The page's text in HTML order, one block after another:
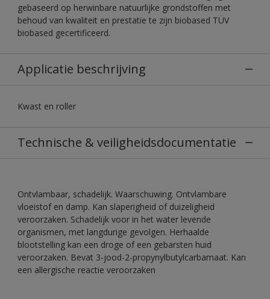
gebaseerd op herwinbare natuurlijke grondstoffen met
behoud van kwaliteit en prestatie te zijn biobased TÜV
biobased gecertificeerd.
Applicatie beschrijving
Kwast en roller
Technische & veiligheidsdocumentatie
Ontvlambaar, schadelijk. Waarschuwing. Ontvlambare
vloeistof en damp. Kan slaperigheid of duizeligheid
veroorzaken. Schadelijk voor in het water levende
organismen, met langdurige gevolgen. Herhaalde
blootstelling kan een droge of een gebarsten huid
veroorzaken. Bevat 3-jood-2-propynylbutylcarbamaat. Kan
een allergische reactie veroorzaken